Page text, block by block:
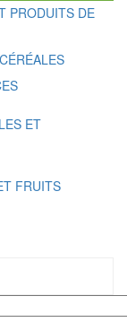
PRODUITS DE
ET
FRUITS